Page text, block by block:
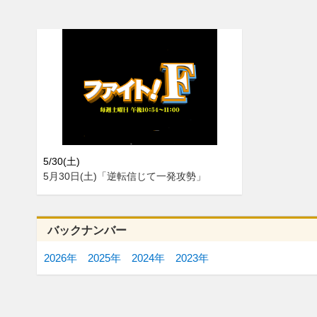
5/30(土)
5月30日(土)「逆転信じて一発攻勢」
バックナンバー
2026年 2025年 2024年 2023年